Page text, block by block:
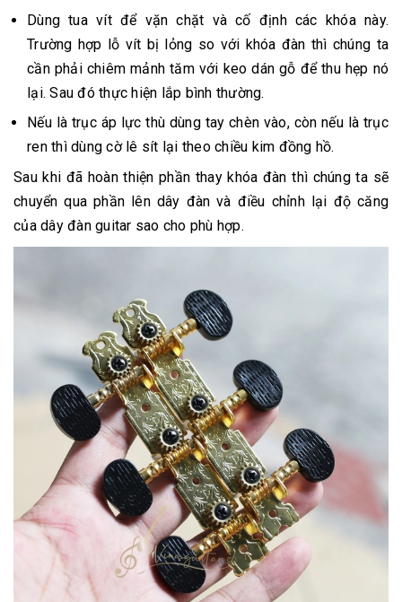
Dùng tua vít để vặn chặt và cố định các khóa này.
Trường hợp lỗ vít bị lỏng so với khóa đàn thì chúng ta
cần phải chiêm mảnh tăm với keo dán gỗ để thu hẹp nó
lại. Sau đó thực hiện lắp bình thường.
Nếu là trục áp lực thù dùng tay chèn vào, còn nếu là trục
ren thì dùng cờ lê sít lại theo chiều kim đồng hồ.
Sau khi đã hoàn thiện phần thay khóa đàn thì chúng ta sẽ
chuyển qua phần lên dây đàn và điều chỉnh lại độ căng
của dây đàn guitar sao cho phù hợp.